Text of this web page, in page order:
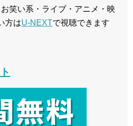
笑い系・ライブ・アニメ・映
方はU-NEXTで視聴できます